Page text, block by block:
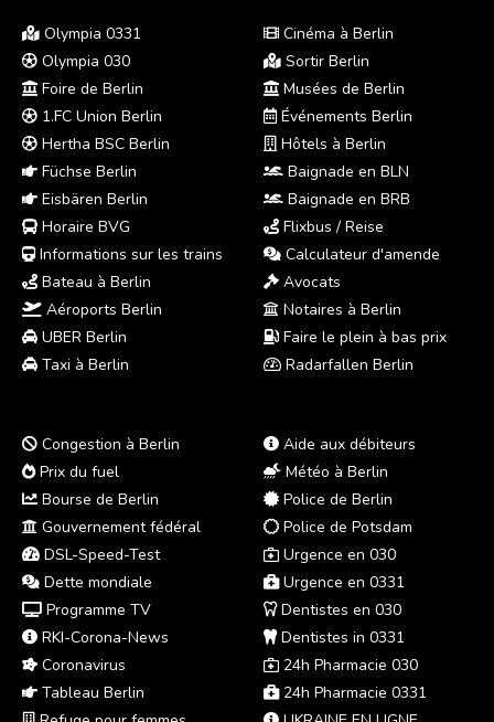
Olympia 0331
Olympia 030
Foire de Berlin
1.FC Union Berlin
Hertha BSC Berlin
Füchse Berlin
Eisbären Berlin
Horaire BVG
Informations sur les trains
Bateau à Berlin
Aéroports Berlin
UBER Berlin
Taxi à Berlin
Cinéma à Berlin
Sortir Berlin
Musées de Berlin
Événements Berlin
Hôtels à Berlin
Baignade en BLN
Baignade en BRB
Flixbus / Reise
Calculateur d'amende
Avocats
Notaires à Berlin
Faire le plein à bas prix
Radarfallen Berlin
Congestion à Berlin
Prix du fuel
Bourse de Berlin
Gouvernement fédéral
DSL-Speed-Test
Dette mondiale
Programme TV
RKI-Corona-News
Coronavirus
Tableau Berlin
Aide aux débiteurs
Météo à Berlin
Police de Berlin
Police de Potsdam
Urgence en 030
Urgence en 0331
Dentistes en 030
Dentistes in 0331
24h Pharmacie 030
24h Pharmacie 0331